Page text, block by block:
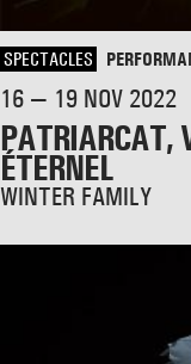
SPECTACLES
16 — 19 NOV 2022
PATRIARCAT,
ÉTERNEL
WINTER FAMILY